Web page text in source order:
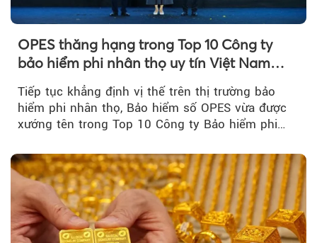
OPES thăng hạng trong Top 10 Công ty
bảo hiểm phi nhân thọ uy tín Việt Nam
2026
Tiếp tục khẳng định vị thế trên thị trường bảo
hiểm phi nhân thọ, Bảo hiểm số OPES vừa được
xướng tên trong Top 10 Công ty Bảo hiểm phi